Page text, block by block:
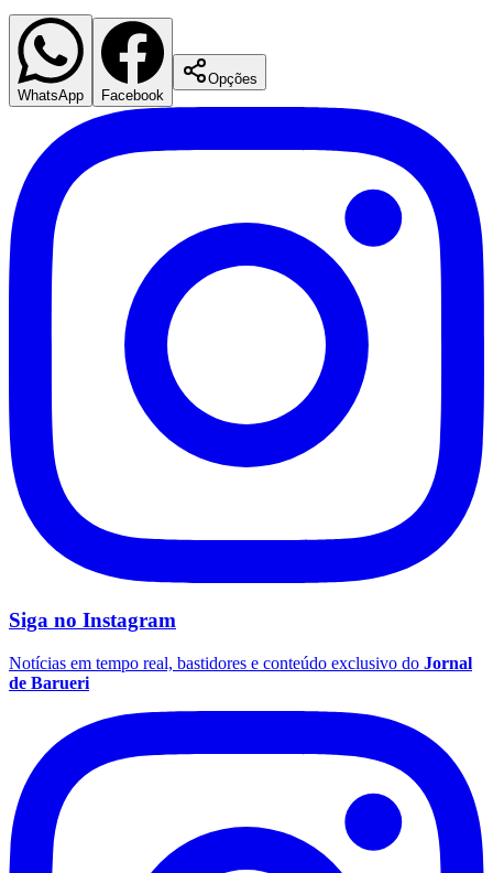
Corinthians
Palmeiras
WhatsApp Facebook
Opções
Siga no Instagram
Notícias em tempo real, bastidores e conteúdo exclusivo do Jornal
de Barueri